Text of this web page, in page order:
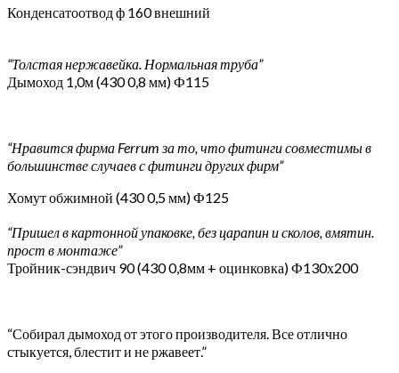
Конденсатоотвод ф 160 внешний
“Толстая нержавейка. Нормальная труба”
Дымоход 1,0м (430 0,8 мм) Ф115
“Нравится фирма Ferrum за то, что фитинги совместимы в
большинстве случаев с фитинги других фирм”
Хомут обжимной (430 0,5 мм) Ф125
“Пришел в картонной упаковке, без царапин и сколов, вмятин.
прост в монтаже”
Тройник-сэндвич 90 (430 0,8мм + оцинковка) Ф130х200
“Собирал дымоход от этого производителя. Все отлично
стыкуется, блестит и не ржавеет.”